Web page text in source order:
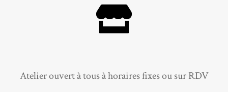
Atelier ouvert à tous à horaires fixes ou sur RDV